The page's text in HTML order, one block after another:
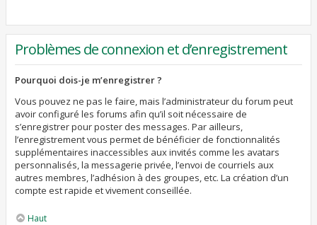
Problèmes de connexion et d’enregistrement
Pourquoi dois-je m’enregistrer ?
Vous pouvez ne pas le faire, mais l’administrateur du forum peut
avoir configuré les forums afin qu’il soit nécessaire de
s’enregistrer pour poster des messages. Par ailleurs,
l’enregistrement vous permet de bénéficier de fonctionnalités
supplémentaires inaccessibles aux invités comme les avatars
personnalisés, la messagerie privée, l’envoi de courriels aux
autres membres, l’adhésion à des groupes, etc. La création d’un
compte est rapide et vivement conseillée.
Haut